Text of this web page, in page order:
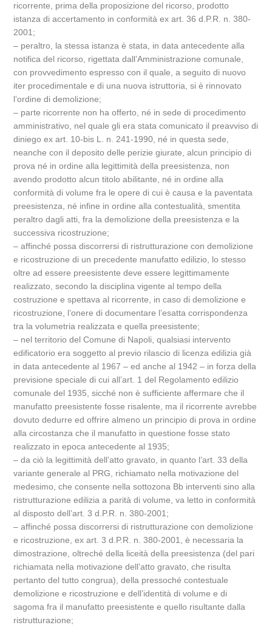
ricorrente, prima della proposizione del ricorso, prodotto
istanza di accertamento in conformità ex art. 36 d.P.R. n. 380-
2001;
– peraltro, la stessa istanza è stata, in data antecedente alla
notifica del ricorso, rigettata dall’Amministrazione comunale,
con provvedimento espresso con il quale, a seguito di nuovo
iter procedimentale e di una nuova istruttoria, si è rinnovato
l’ordine di demolizione;
– parte ricorrente non ha offerto, né in sede di procedimento
amministrativo, nel quale gli era stata comunicato il preavviso di
diniego ex art. 10-bis L. n. 241-1990, né in questa sede,
neanche con il deposito delle perizie giurate, alcun principio di
prova né in ordine alla legittimità della preesistenza, non
avendo prodotto alcun titolo abilitante, né in ordine alla
conformità di volume fra le opere di cui è causa e la paventata
preesistenza, né infine in ordine alla contestualità, smentita
peraltro dagli atti, fra la demolizione della preesistenza e la
successiva ricostruzione;
– affinché possa discorrersi di ristrutturazione con demolizione
e ricostruzione di un precedente manufatto edilizio, lo stesso
oltre ad essere preesistente deve essere legittimamente
realizzato, secondo la disciplina vigente al tempo della
costruzione e spettava al ricorrente, in caso di demolizione e
ricostruzione, l’onere di documentare l’esatta corrispondenza
tra la volumetria realizzata e quella preesistente;
– nel territorio del Comune di Napoli, qualsiasi intervento
edificatorio era soggetto al previo rilascio di licenza edilizia già
in data antecedente al 1967 – ed anche al 1942 – in forza della
previsione speciale di cui all’art. 1 del Regolamento edilizio
comunale del 1935, sicché non è sufficiente affermare che il
manufatto preesistente fosse risalente, ma il ricorrente avrebbe
dovuto dedurre ed offrire almeno un principio di prova in ordine
alla circostanza che il manufatto in questione fosse stato
realizzato in epoca antecedente al 1935;
– da ciò la legittimità dell’atto gravato, in quanto l’art. 33 della
variante generale al PRG, richiamato nella motivazione del
medesimo, che consente nella sottozona Bb interventi sino alla
ristrutturazione edilizia a parità di volume, va letto in conformità
al disposto dell’art. 3 d.P.R. n. 380-2001;
– affinché possa discorrersi di ristrutturazione con demolizione
e ricostruzione, ex art. 3 d.P.R. n. 380-2001, è necessaria la
dimostrazione, oltreché della liceità della preesistenza (del pari
richiamata nella motivazione dell’atto gravato, che risulta
pertanto del tutto congrua), della pressoché contestuale
demolizione e ricostruzione e dell’identità di volume e di
sagoma fra il manufatto preesistente e quello risultante dalla
ristrutturazione;